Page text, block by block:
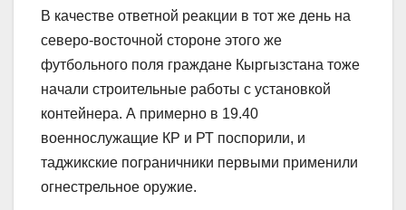
В качестве ответной реакции в тот же день на
северо-восточной стороне этого же
футбольного поля граждане Кыргызстана тоже
начали строительные работы с установкой
контейнера. А примерно в 19.40
военнослужащие КР и РТ поспорили, и
таджикские пограничники первыми применили
огнестрельное оружие.